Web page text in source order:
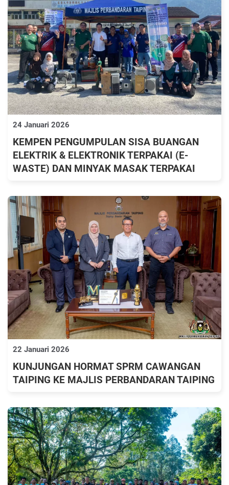
24 Januari 2026
KEMPEN PENGUMPULAN SISA BUANGAN
ELEKTRIK & ELEKTRONIK TERPAKAI (E-
WASTE) DAN MINYAK MASAK TERPAKAI
22 Januari 2026
KUNJUNGAN HORMAT SPRM CAWANGAN
TAIPING KE MAJLIS PERBANDARAN TAIPING